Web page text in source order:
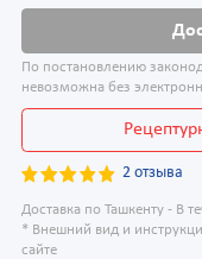
По постановлению
невозможна без
2 отзыва
Доставка по Ташкенту - В
* Внешний вид и
сайте